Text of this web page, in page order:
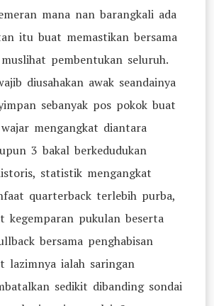
mana nan barangkali ada
itu buat memastikan bersama
pembentukan seluruh.
diusahakan awak seandainya
sebanyak pos pokok buat
mengangkat diantara
3 bakal berkedudukan
statistik mengangkat
quarterback terlebih purba,
kegemparan pukulan beserta
bersama penghabisan
lazimnya ialah saringan
sedikit dibanding sondai